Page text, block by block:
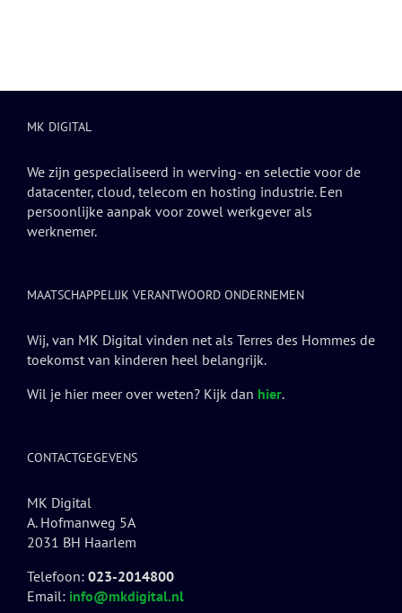
MK DIGITAL
We zijn gespecialiseerd in werving- en selectie voor de
datacenter, cloud, telecom en hosting industrie. Een
persoonlijke aanpak voor zowel werkgever als
werknemer.
MAATSCHAPPELIJK VERANTWOORD ONDERNEMEN
Wij, van MK Digital vinden net als Terres des Hommes de
toekomst van kinderen heel belangrijk.
Wil je hier meer over weten? Kijk dan hier.
CONTACTGEGEVENS
MK Digital
A. Hofmanweg 5A
2031 BH Haarlem
Telefoon: 023-2014800
Email: info@mkdigital.nl